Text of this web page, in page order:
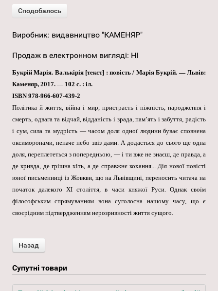
Виробник: видавництво "КАМЕНЯР"
Продаж в електронном вигляді: НІ
Букрій Марія. Валькірія [текст] : повість / Марія Букрій. — Львів:
Каменяр, 2017. — 102 с. : іл.
ISBN 978-966-607-439-2
Політика й життя, війна і мир, пристрасть і ніжність, народження і
смерть, одвага та відчай, відданість і зрада, пам’ять і забуття, радість
і сум, сила та мудрість — часом доля одної людини буває сповнена
оксиморонами, неначе небо звіз дами. А додасться до сього ще одна
доля, переплететься з попередньою, — і ти вже не знаєш, де правда, а
де кривда, де грішна хіть, а де справжнє кохання... Дія нової повісті
юної письменниці із Жовкви, що на Львівщині, переносить читача на
початок далекого XI століття, в часи княжої Руси. Однак своїм
філософським спрямуванням вона суголосна нашому часу, що є
своєрідним підтвердженням нерозривності життя сущого.
Супутні товари